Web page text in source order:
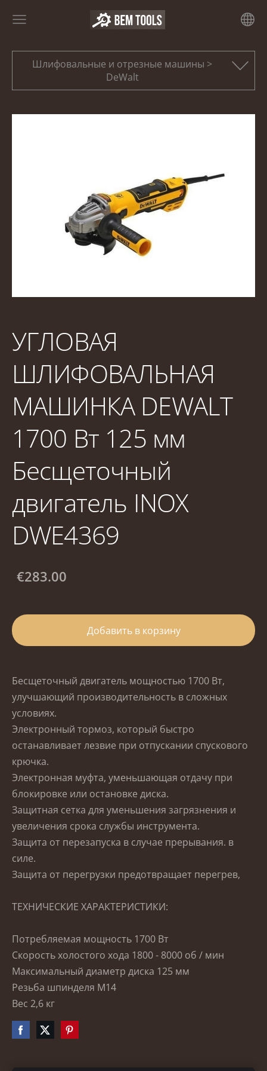
Шлифовальные и отрезные машины >
DeWalt
УГЛОВАЯ
ШЛИФОВАЛЬНАЯ
МАШИНКА DEWALT
1700 Вт 125 мм
Бесщеточный
двигатель INOX
DWE4369
€283.00
Добавить в корзину
Бесщеточный двигатель мощностью 1700 Вт,
улучшающий производительность в сложных
условиях.
Электронный тормоз, который быстро
останавливает лезвие при отпускании спускового
крючка.
Электронная муфта, уменьшающая отдачу при
блокировке или остановке диска.
Защитная сетка для уменьшения загрязнения и
увеличения срока службы инструмента.
Защита от перезапуска в случае прерывания. в
силе.
Защита от перегрузки предотвращает перегрев,
ТЕХНИЧЕСКИЕ ХАРАКТЕРИСТИКИ:
Потребляемая мощность 1700 Вт
Скорость холостого хода 1800 - 8000 об / мин
Максимальный диаметр диска 125 мм
Резьба шпинделя M14
Вес 2,6 кг